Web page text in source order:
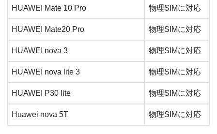
HUAWEI Mate 10 Pro 物理SIMに対応
HUAWEI Mate20 Pro 物理SIMに対応
HUAWEI nova 3 物理SIMに対応
HUAWEI nova lite 3 物理SIMに対応
HUAWEI P30 lite 物理SIMに対応
Huawei nova 5T 物理SIMに対応